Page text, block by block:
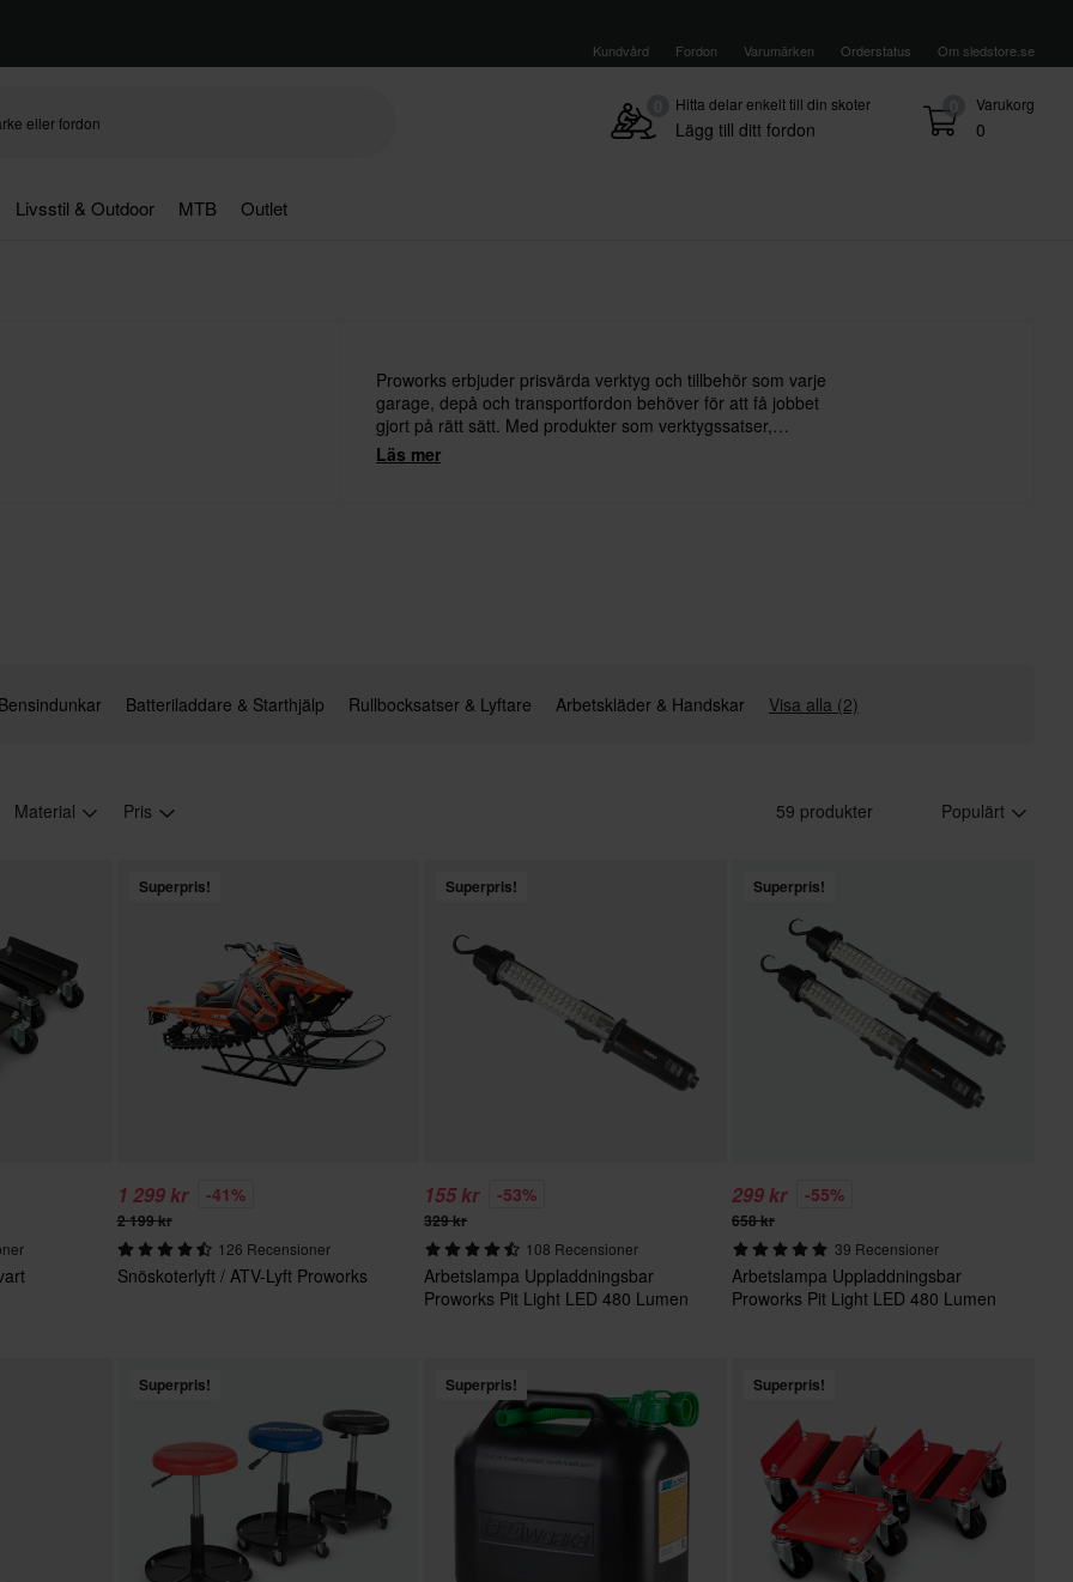
Kundvård Fordon Varumärken Orderstatus Om sledstore.se
0 Varukorg
0
Hitta delar enkelt till din skoter
Lägg till ditt fordon
Livsstil & Outdoor MTB Outlet
Proworks erbjuder prisvärda verktyg och tillbehör som varje
garage, depå och transportfordon behöver för att få jobbet
gjort på rätt sätt. Med produkter som verktygssatser,
verktygslådor, depåstöd och magnetskålar
Läs mer
Bensindunkar Batteriladdare & Starthjälp Rullbocksatser & Lyftare Arbetskläder & Handskar Visa alla (2)
Material Pris 59 produkter Populärt
Superpris!
1 299 kr -41%
2 199 kr
126 Recensioner
Snöskoterlyft / ATV-Lyft Proworks
Superpris!
155 kr -53%
329 kr
108 Recensioner
Arbetslampa Uppladdningsbar
Proworks Pit Light LED 480 Lumen
Superpris!
299 kr -55%
658 kr
39 Recensioner
Arbetslampa Uppladdningsbar
Proworks Pit Light LED 480 Lumen
Superpris! Superpris! Superpris!